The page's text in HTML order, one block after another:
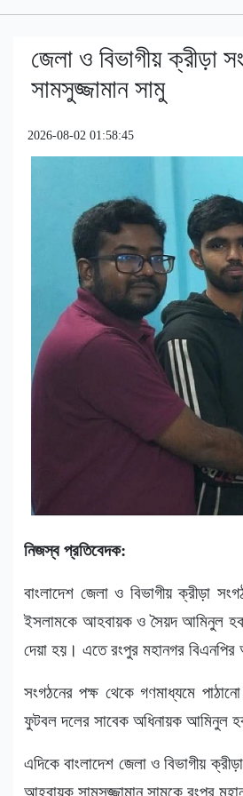
জেলা ও বিভাগীয় ক্রীড়া
সামসুজ্জামান সামু
2026-08-02 01:58:45
নিজস্ব প্রতিবেদক:
বাংলাদেশ জেলা ও বিভাগীয় ক্রীড়া
ইসলামকে আহবায়ক ও সৈয়দ আমিনুল
দেয়া হয়। এতে রংপুর মহানগর বিএনপির
সংগঠনের পক্ষ থেকে গণমাধ্যমে
ফুটবল দলের সাবেক অধিনায়ক আমিনুল
এদিকে বাংলাদেশ জেলা ও বিভাগীয়
আহবায়ক সামসুজ্জামান সামুকে রংপুর